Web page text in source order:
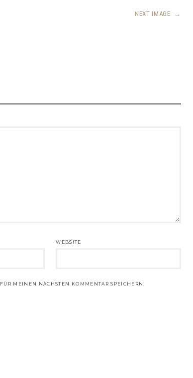
NEXT IMAGE →
WEBSITE
MEINEN NÄCHSTEN KOMMENTAR SPEICHERN.